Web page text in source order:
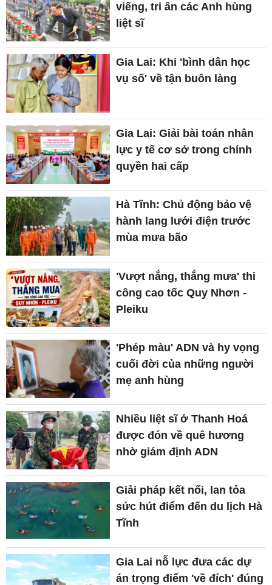
viếng, tri ân các Anh hùng
liệt sĩ
Gia Lai: Khi 'bình dân học
vụ số' về tận buôn làng
Gia Lai: Giải bài toán nhân
lực y tế cơ sở trong chính
quyền hai cấp
Hà Tĩnh: Chủ động bảo vệ
hành lang lưới điện trước
mùa mưa bão
'Vượt nắng, thắng mưa' thi
công cao tốc Quy Nhơn -
Pleiku
'Phép màu' ADN và hy vọng
cuối đời của những người
mẹ anh hùng
Nhiều liệt sĩ ở Thanh Hoá
được đón về quê hương
nhờ giám định ADN
Giải pháp kết nối, lan tỏa
sức hút điểm đến du lịch Hà
Tĩnh
Gia Lai nỗ lực đưa các dự
án trọng điểm 'về đích' đúng